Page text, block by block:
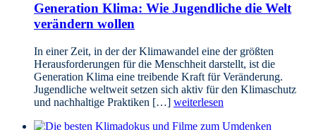
Generation Klima: Wie Jugendliche die Welt
verändern wollen
In einer Zeit, in der der Klimawandel eine der größten
Herausforderungen für die Menschheit darstellt, ist die
Generation Klima eine treibende Kraft für Veränderung.
Jugendliche weltweit setzen sich aktiv für den Klimaschutz
und nachhaltige Praktiken […] weiterlesen